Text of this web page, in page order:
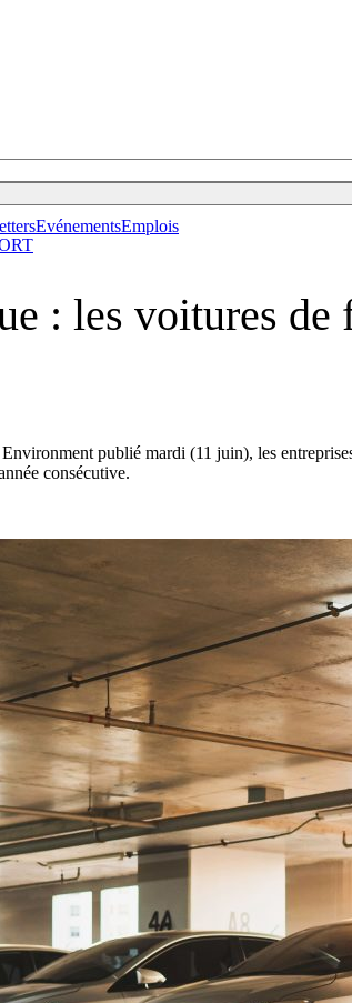
EvénementsEmplois
: les voitures
publié mardi (11 juin), les
consécutive.